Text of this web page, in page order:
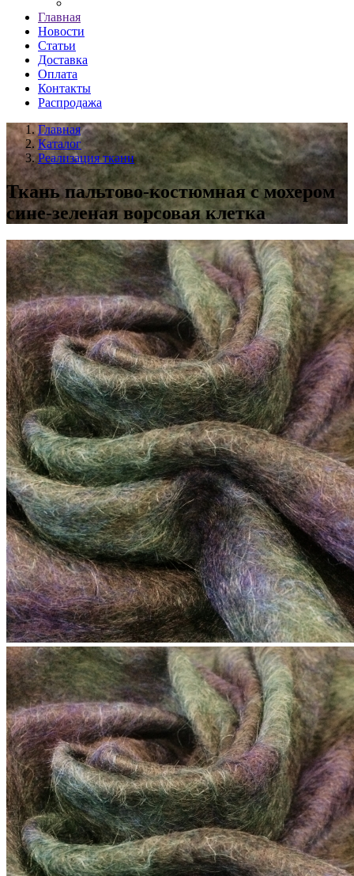
Главная
Новости
Статьи
Доставка
Оплата
Контакты
Распродажа
Главная
Каталог
Реализация ткани
Ткань пальтово-костюмная с мохером
сине-зеленая ворсовая клетка